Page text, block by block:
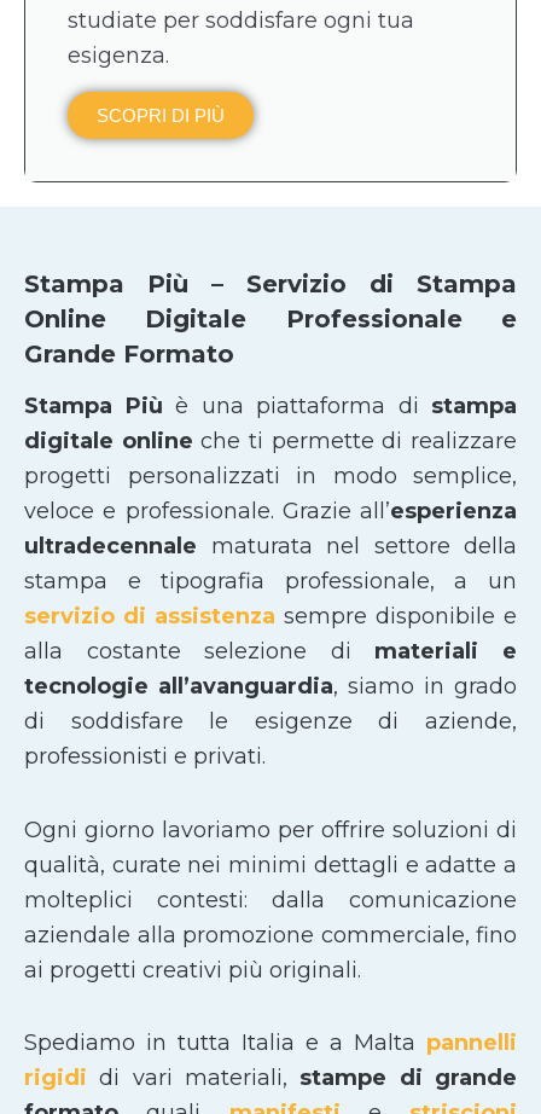
studiate per soddisfare ogni tua
esigenza.
SCOPRI DI PIÙ
Stampa Più – Servizio di Stampa
Online Digitale Professionale e
Grande Formato
Stampa Più è una piattaforma di stampa
digitale online che ti permette di realizzare
progetti personalizzati in modo semplice,
veloce e professionale. Grazie all’esperienza
ultradecennale maturata nel settore della
stampa e tipografia professionale, a un
servizio di assistenza sempre disponibile e
alla costante selezione di materiali e
tecnologie all’avanguardia, siamo in grado
di soddisfare le esigenze di aziende,
professionisti e privati.
Ogni giorno lavoriamo per offrire soluzioni di
qualità, curate nei minimi dettagli e adatte a
molteplici contesti: dalla comunicazione
aziendale alla promozione commerciale, fino
ai progetti creativi più originali.
Spediamo in tutta Italia e a Malta pannelli
rigididi vari materiali, stampe di grande